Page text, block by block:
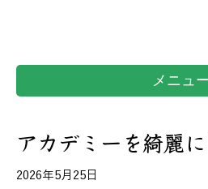
メニュ
アカデミーを綺麗に
2026年5月25日